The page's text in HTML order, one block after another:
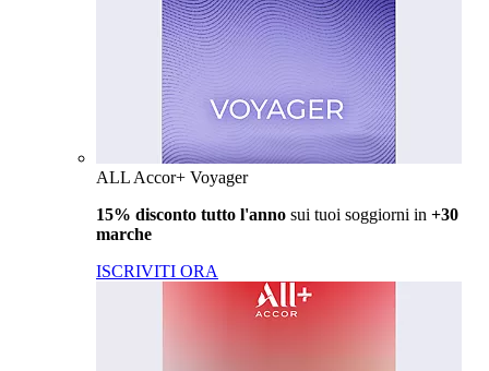
ALL Accor+ Voyager
15% disconto tutto l'anno sui tuoi soggiorni in +30
marche
ISCRIVITI ORA